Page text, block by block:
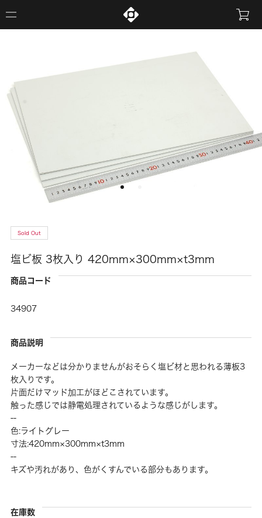
Sold Out
塩ビ板 3枚入り 420mm×300mm×t3mm
商品コード
34907
商品説明
メーカーなどは分かりませんがおそらく塩ビ材と思われる薄板3
枚入りです。
片面だけマッド加工がほどこされています。
触った感じでは静電処理されているような感じがします。
--
色:ライトグレー
寸法:420mm×300mm×t3mm
--
キズや汚れがあり、色がくすんでいる部分もあります。
在庫数